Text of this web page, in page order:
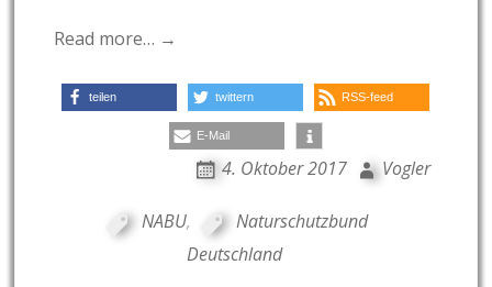
Read more… →
teilen twittern RSS-feed
E-Mail
4. Oktober 2017 Vogler
NABU,
Naturschutzbund
Deutschland